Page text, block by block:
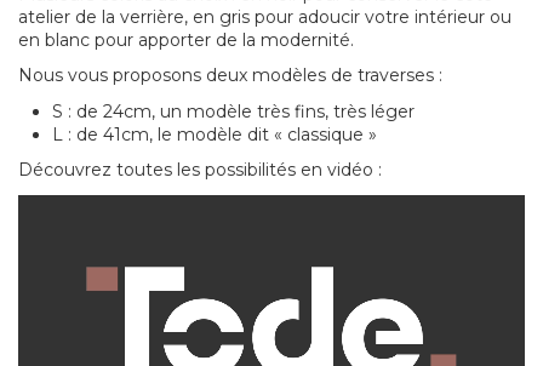
atelier de la verrière, en gris pour adoucir votre intérieur ou
en blanc pour apporter de la modernité.
Nous vous proposons deux modèles de traverses :
S : de 24cm, un modèle très fins, très léger
L : de 41cm, le modèle dit « classique »
Découvrez toutes les possibilités en vidéo :